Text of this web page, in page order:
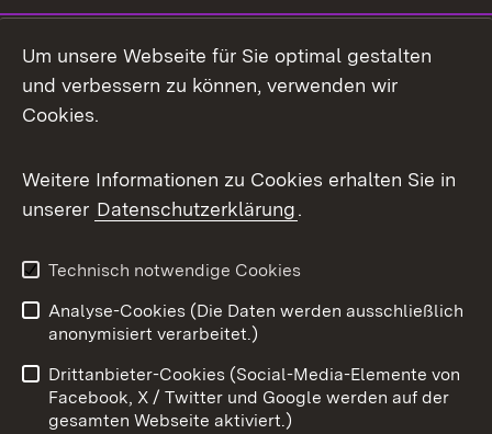
Mastodon
Messenger
Social Wall
X / Twitter
Youtube
Benutzungshinweise
Barrierefreiheit
Datenschutz
Cookies
Um unsere Webseite für Sie optimal gestalten
und verbessern zu können, verwenden wir
Cookies.
Weitere Informationen zu Cookies erhalten Sie in
unserer Datenschutzerklärung.
Technisch notwendige Cookies
Analyse-Cookies (Die Daten werden ausschließlich
anonymisiert verarbeitet.)
Drittanbieter-Cookies (Social-Media-Elemente von
Facebook, X / Twitter und Google werden auf der
gesamten Webseite aktiviert.)